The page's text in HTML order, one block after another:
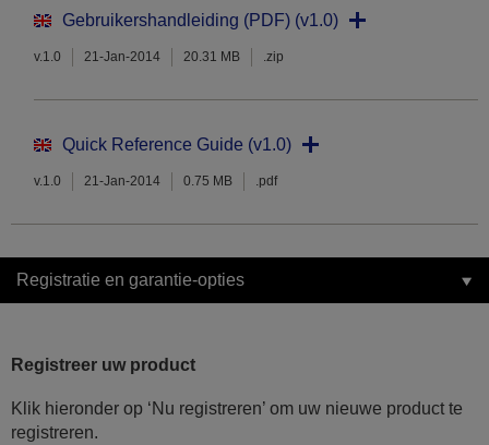
Gebruikershandleiding (PDF) (v1.0)
v.1.0 21-Jan-2014 20.31 MB .zip
Quick Reference Guide (v1.0)
v.1.0 21-Jan-2014 0.75 MB .pdf
Registratie en garantie-opties
Registreer uw product
Klik hieronder op ‘Nu registreren’ om uw nieuwe product te
registreren.